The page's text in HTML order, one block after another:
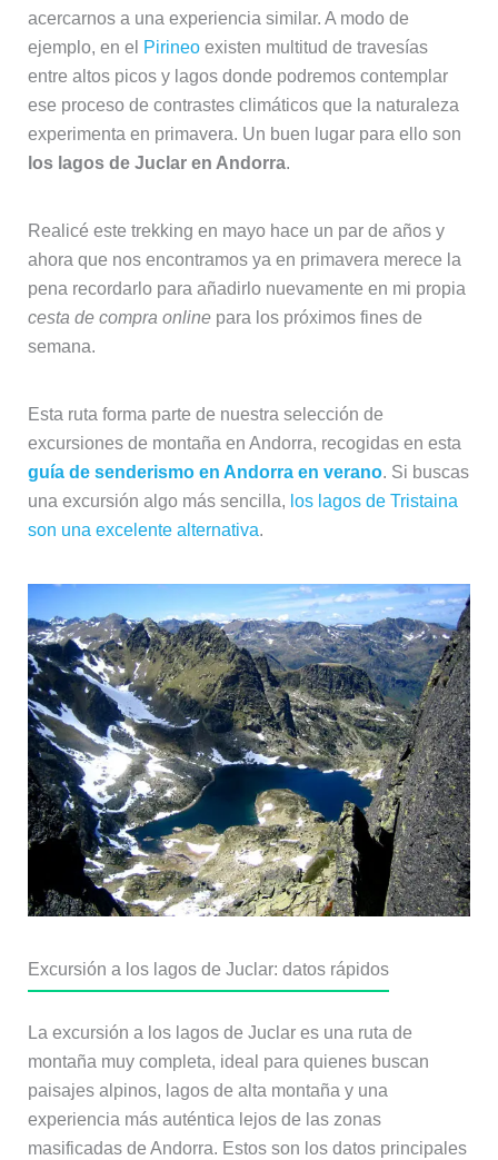
acercarnos a una experiencia similar. A modo de
ejemplo, en el
Pirineoexisten multitud de travesías
entre altos picos y lagos donde podremos contemplar
ese proceso de contrastes climáticos que la naturaleza
experimenta en primavera. Un buen lugar para ello son
los lagos de Juclar en Andorra.
Realicé este trekking en mayo hace un par de años y
ahora que nos encontramos ya en primavera merece la
pena recordarlo para añadirlo nuevamente en mi propia
cesta de compra onlinepara los próximos fines de
semana.
Esta ruta forma parte de nuestra selección de
excursiones de montaña en Andorra, recogidas en esta
guía de senderismo en Andorra en verano. Si buscas
una excursión algo más sencilla, los lagos de Tristaina
son una excelente alternativa.
Excursión a los lagos de Juclar: datos rápidos
La excursión a los lagos de Juclar es una ruta de
montaña muy completa, ideal para quienes buscan
paisajes alpinos, lagos de alta montaña y una
experiencia más auténtica lejos de las zonas
masificadas de Andorra. Estos son los datos principales